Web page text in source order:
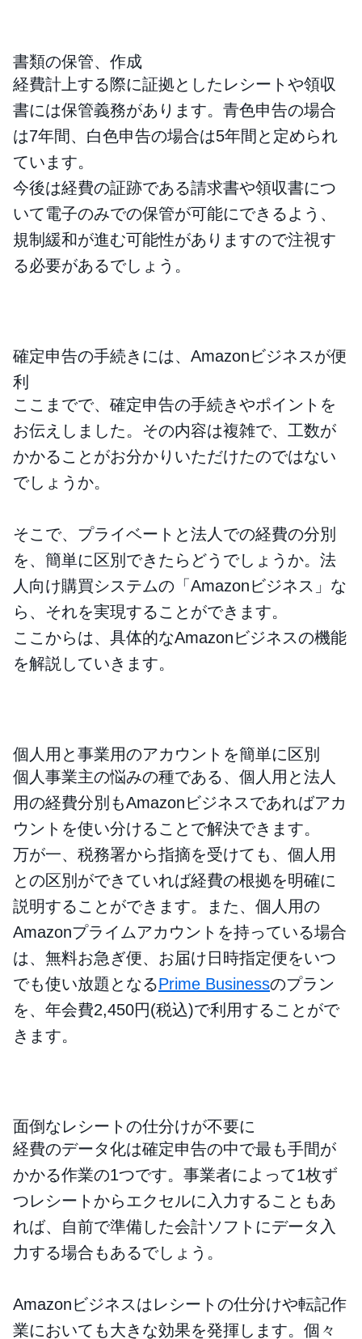
書類の保管、作成
経費計上する際に証拠としたレシートや領収
書には保管義務があります。青色申告の場合
は7年間、白色申告の場合は5年間と定められ
ています。
今後は経費の証跡である請求書や領収書につ
いて電子のみでの保管が可能にできるよう、
規制緩和が進む可能性がありますので注視す
る必要があるでしょう。
確定申告の手続きには、Amazonビジネスが便
利
ここまでで、確定申告の手続きやポイントを
お伝えしました。その内容は複雑で、工数が
かかることがお分かりいただけたのではない
でしょうか。
そこで、プライベートと法人での経費の分別
を、簡単に区別できたらどうでしょうか。法
人向け購買システムの「Amazonビジネス」な
ら、それを実現することができます。
ここからは、具体的なAmazonビジネスの機能
を解説していきます。
個人用と事業用のアカウントを簡単に区別
個人事業主の悩みの種である、個人用と法人
用の経費分別もAmazonビジネスであればアカ
ウントを使い分けることで解決できます。
万が一、税務署から指摘を受けても、個人用
との区別ができていれば経費の根拠を明確に
説明することができます。また、個人用の
Amazonプライムアカウントを持っている場合
は、無料お急ぎ便、お届け日時指定便をいつ
でも使い放題となるPrime Businessのプラン
を、年会費2,450円(税込)で利用することがで
きます。
面倒なレシートの仕分けが不要に
経費のデータ化は確定申告の中で最も手間が
かかる作業の1つです。事業者によって1枚ず
つレシートからエクセルに入力することもあ
れば、自前で準備した会計ソフトにデータ入
力する場合もあるでしょう。
Amazonビジネスはレシートの仕分けや転記作
業においても大きな効果を発揮します。個々